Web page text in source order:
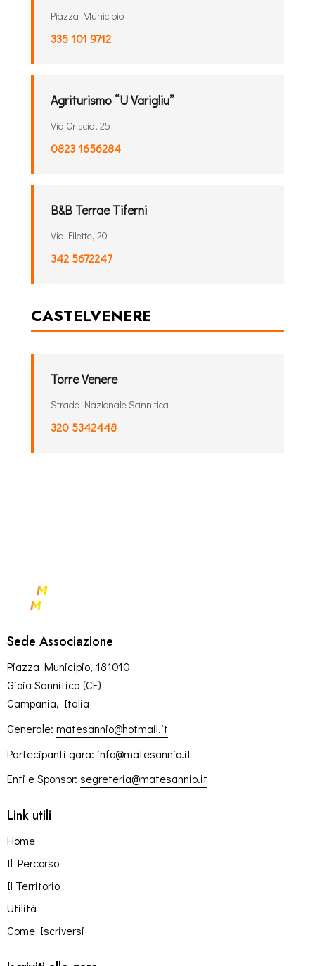
Piazza Municipio
335 101 9712
Agriturismo “U Varigliu”
Via Criscia, 25
0823 1656284
B&B Terrae Tiferni
Via Filette, 20
342 5672247
CASTELVENERE
Torre Venere
Strada Nazionale Sannitica
320 5342448
Sede Associazione
Piazza Municipio, 181010
Gioia Sannitica (CE)
Campania, Italia
Generale: matesannio@hotmail.it
Partecipanti gara: info@matesannio.it
Enti e Sponsor: segreteria@matesannio.it
Link utili
Home
Il Percorso
Il Territorio
Utilità
Come Iscriversi